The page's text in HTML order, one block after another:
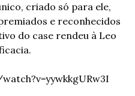
criado só para ele,
e reconhecidos
do case rendeu à Leo